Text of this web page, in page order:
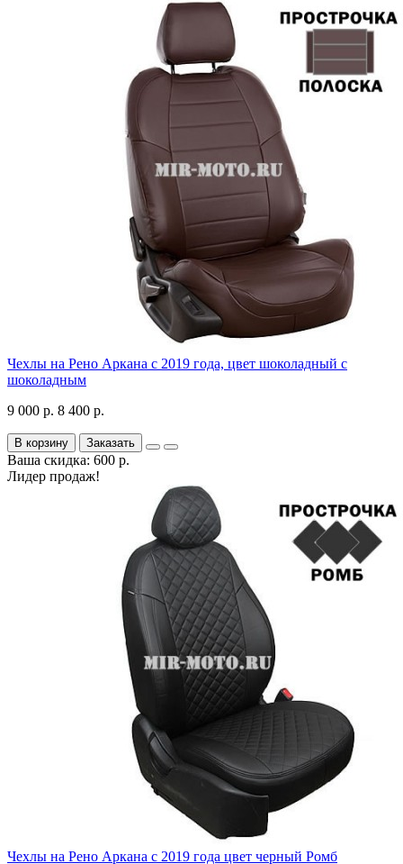
Чехлы на Рено Аркана с 2019 года, цвет шоколадный с
шоколадным
9 000 р. 8 400 р.
В корзину Заказать
Ваша скидка: 600 р.
Лидер продаж!
Чехлы на Рено Аркана с 2019 года цвет черный Ромб